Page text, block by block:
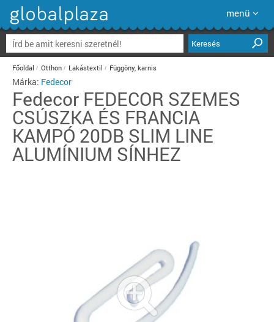
menü
Keresés
Főoldal Otthon Lakástextil Függöny, karnis
Márka: Fedecor
Fedecor FEDECOR SZEMES
CSÚSZKA ÉS FRANCIA
KAMPÓ 20DB SLIM LINE
ALUMÍNIUM SÍNHEZ